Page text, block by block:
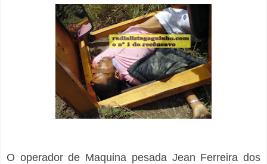
O operador de Maquina pesada Jean Ferreira dos